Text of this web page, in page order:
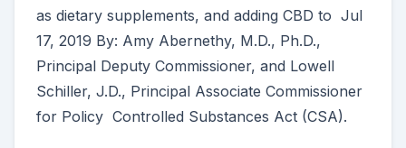
as dietary supplements, and adding CBD to Jul
17, 2019 By: Amy Abernethy, M.D., Ph.D.,
Principal Deputy Commissioner, and Lowell
Schiller, J.D., Principal Associate Commissioner
for Policy Controlled Substances Act (CSA).